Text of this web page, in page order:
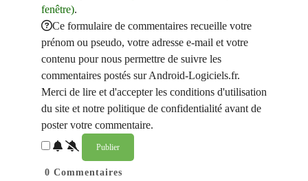
fenêtre).
Ce formulaire de commentaires recueille votre
prénom ou pseudo, votre adresse e-mail et votre
contenu pour nous permettre de suivre les
commentaires postés sur Android-Logiciels.fr.
Merci de lire et d'accepter les conditions d'utilisation
du site et notre politique de confidentialité avant de
poster votre commentaire.
0 Commentaires